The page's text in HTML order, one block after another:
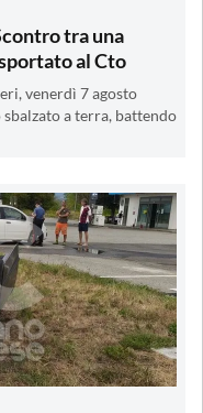
tra una
al Cto
venerdì 7 agosto
a terra, battendo